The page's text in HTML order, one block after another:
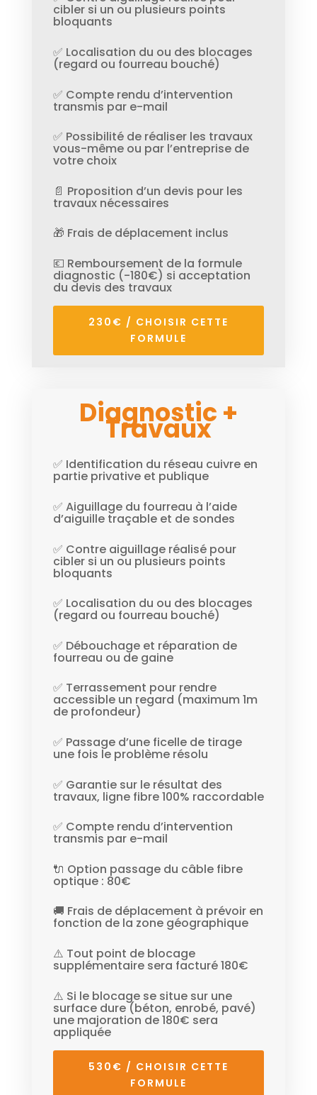
cibler si un ou plusieurs points
bloquants
✅ Localisation du ou des blocages
(regard ou fourreau bouché)
✅ Compte rendu d’intervention
transmis par e-mail
✅ Possibilité de réaliser les travaux
vous-même ou par l’entreprise de
votre choix
📄 Proposition d’un devis pour les
travaux nécessaires
🎁 Frais de déplacement inclus
💶 Remboursement de la formule
diagnostic (-180€) si acceptation
du devis des travaux
230€ / CHOISIR CETTE
FORMULE
Diagnostic +
Travaux
✅ Identification du réseau cuivre en
partie privative et publique
✅ Aiguillage du fourreau à l’aide
d’aiguille traçable et de sondes
✅ Contre aiguillage réalisé pour
cibler si un ou plusieurs points
bloquants
✅ Localisation du ou des blocages
(regard ou fourreau bouché)
✅ Débouchage et réparation de
fourreau ou de gaine
✅ Terrassement pour rendre
accessible un regard (maximum 1m
de profondeur)
✅ Passage d’une ficelle de tirage
une fois le problème résolu
✅ Garantie sur le résultat des
travaux, ligne fibre 100% raccordable
✅ Compte rendu d’intervention
transmis par e-mail
🔌 Option passage du câble fibre
optique : 80€
🚚 Frais de déplacement à prévoir en
fonction de la zone géographique
⚠️ Tout point de blocage
supplémentaire sera facturé 180€
⚠️ Si le blocage se situe sur une
surface dure (béton, enrobé, pavé)
une majoration de 180€ sera
appliquée
530€ / CHOISIR CETTE
FORMULE